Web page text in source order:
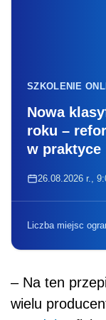
SZKOLENIE
Nowa
roku –
w praktyce
26.08.2026 r.,
Liczba miejsc
– Na ten
wielu